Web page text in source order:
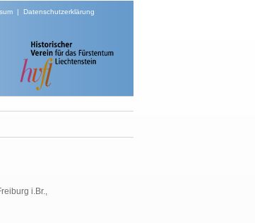
| Datenschutzerklärung
i.Br.,